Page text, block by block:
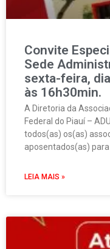
Convite
Sede
sexta-feira,
às 16h30min.
A Diretoria da
Federal do Piauí –
todos(as) os(as)
aposentados(as) para
LEIA MAIS »